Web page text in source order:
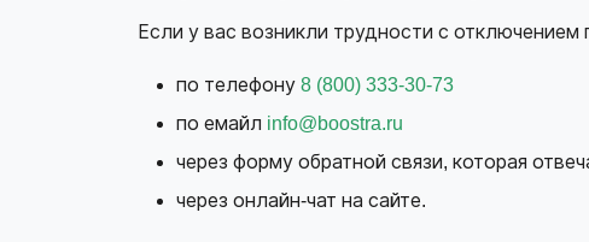
Если у вас возникли трудности с
по телефону 8 (800) 333-30-73
по емайл info@boostra.ru
через форму обратной связи, которая
через онлайн-чат на сайте.